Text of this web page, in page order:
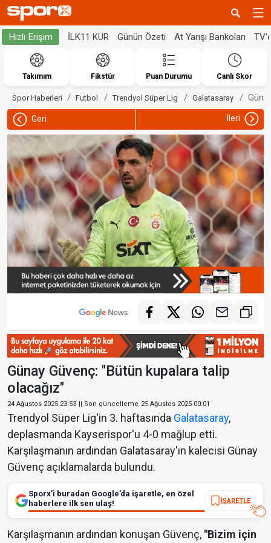
Hızlı Erişim İLK11 KUR Günün Özeti At Yarışı Bankoları
Takımım Fikstür Puan Durumu Canlı Skor
Spor Haberleri Futbol Trendyol Süper Lig Galatasaray
Geri İleri
Günay Güvenç: "Bütün kupalara talip
olacağız"
24 Ağustos 2025 23:53 || Son güncelleme 25 Ağustos 2025 00:01
Trendyol Süper Lig'in 3. haftasında Galatasaray,
deplasmanda Kayserispor'u 4-0 mağlup etti.
Karşılaşmanın ardından Galatasaray'ın kalecisi Günay
Güvenç açıklamalarda bulundu.
Sporx’i buradan Google’da işaretle, en özel
haberlere ilk sen ulaş!
İŞARETLE
Karşılaşmanın ardından konuşan Güvenç, "Bizim için